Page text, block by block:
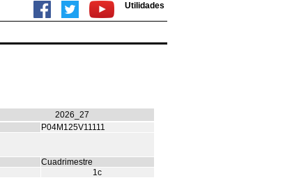
Utilidades
2026_27
P04M125V11111
Cuadrimestre
1c